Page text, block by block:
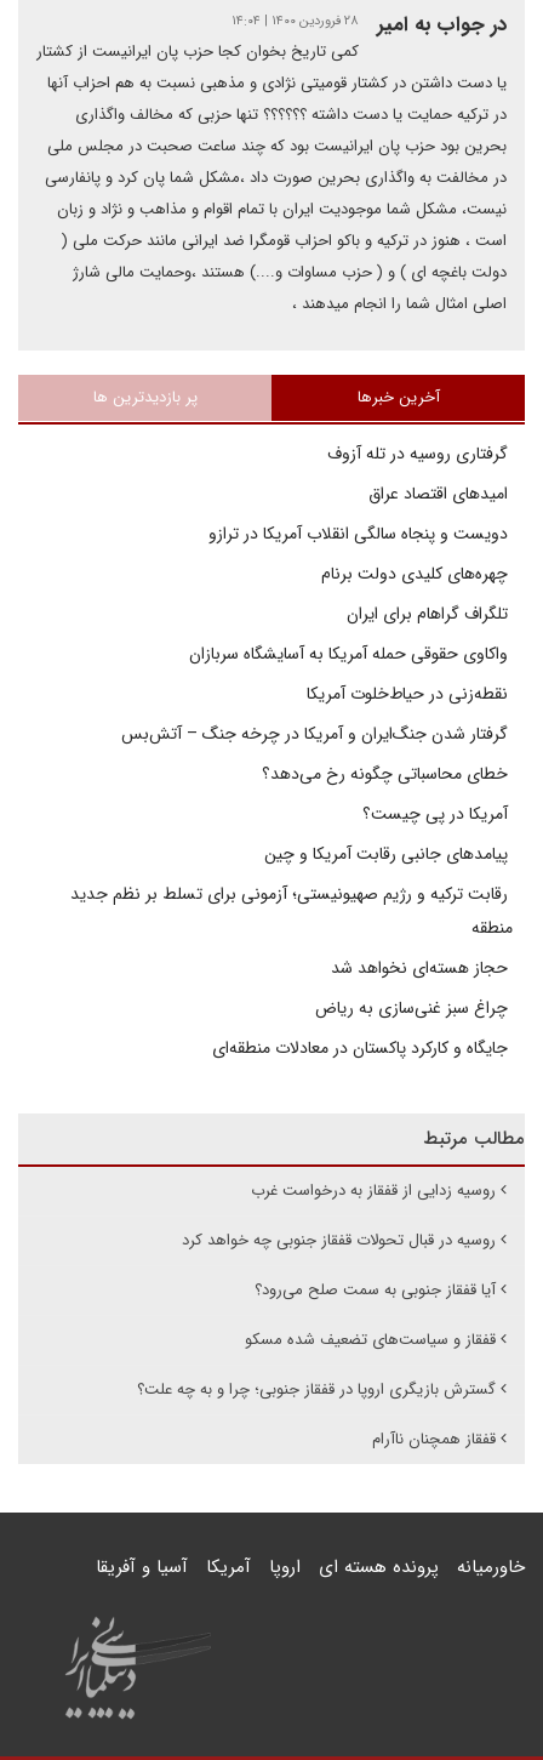
در جواب به امیر ۲۸ فروردین ۱۴۰۰ | ۱۴:۰۴
کمی تاریخ بخوان کجا حزب پان ایرانیست از کشتار
یا دست داشتن در کشتار قومیتی نژادی و مذهبی نسبت به هم احزاب آنها
در ترکیه حمایت یا دست داشته ؟؟؟؟؟؟ تنها حزبی که مخالف واگذاری
بحرین بود حزب پان ایرانیست بود که چند ساعت صحبت در مجلس ملی
در مخالفت به واگذاری بحرین صورت داد ،مشکل شما پان کرد و پانفارسی
نیست، مشکل شما موجودیت ایران با تمام اقوام و مذاهب و نژاد و زبان
است ، هنوز در ترکیه و باکو احزاب قومگرا ضد ایرانی مانند حرکت ملی (
دولت باغچه ای ) و ( حزب مساوات و....) هستند ،وحمایت مالی شارژ
اصلی امثال شما را انجام میدهند ،
آخرین خبرها پر بازدیدترین ها
گرفتاری روسیه در تله آزوف
امیدهای اقتصاد عراق
دویست و پنجاه سالگی انقلاب آمریکا در ترازو
چهره‌های کلیدی دولت برنام
تلگراف گراهام برای ایران
واکاوی حقوقی حمله آمریکا به آسایشگاه سربازان
نقطه‌زنی در حیاط‌خلوت آمریکا
گرفتار شدن جنگ‌ایران و آمریکا در چرخه جنگ – آتش‌بس
خطای محاسباتی چگونه رخ می‌دهد؟
آمریکا در پی چیست؟
پیامدهای جانبی رقابت آمریکا و چین
رقابت ترکیه و رژیم صهیونیستی؛ آزمونی برای تسلط بر نظم جدید
منطقه
حجاز هسته‌ای نخواهد شد
چراغ سبز غنی‌سازی به ریاض
جایگاه و کارکرد پاکستان در معادلات منطقه‌ای
مطالب مرتبط
روسیه زدایی از قفقاز به درخواست غرب
روسیه در قبال تحولات قفقاز جنوبی چه خواهد کرد
آیا قفقاز جنوبی به سمت صلح می‌رود؟
قفقاز و سیاست‌های تضعیف شده مسکو
گسترش بازیگری اروپا در قفقاز جنوبی؛ چرا و به چه علت؟
قفقاز همچنان ناآرام
خاورمیانه پرونده هسته ای اروپا آمریکا آسیا و آفریقا